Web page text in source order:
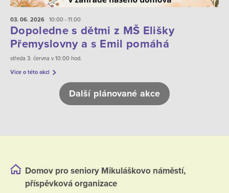
03. 06. 2026 10:00 - 11:00
Dopoledne s dětmi z MŠ Elišky
Přemyslovny a s Emil pomáhá
středa 3. června v 10:00 hod.
Více o této akci
Další plánované akce
Domov pro seniory Mikuláškovo náměstí,
příspěvková organizace